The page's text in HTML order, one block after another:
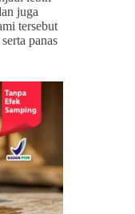
juga
tersebut
panas